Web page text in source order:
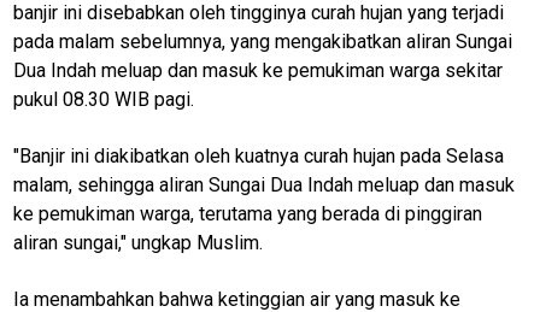
banjir ini disebabkan oleh tingginya curah hujan yang terjadi
pada malam sebelumnya, yang mengakibatkan aliran Sungai
Dua Indah meluap dan masuk ke pemukiman warga sekitar
pukul 08.30 WIB pagi.
"Banjir ini diakibatkan oleh kuatnya curah hujan pada Selasa
malam, sehingga aliran Sungai Dua Indah meluap dan masuk
ke pemukiman warga, terutama yang berada di pinggiran
aliran sungai," ungkap Muslim.
Ia menambahkan bahwa ketinggian air yang masuk ke